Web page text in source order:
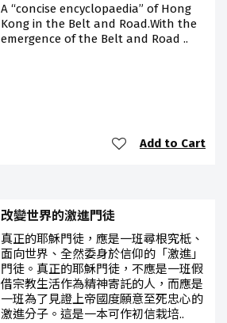
A “concise encyclopaedia” of Hong
Kong in the Belt and Road.With the
emergence of the Belt and Road ..
Add to Cart
改變世界的激進門徒
真正的耶穌門徒，應是一班尋根究柢、
面向世界、全然委身於信仰的「激進」
門徒。真正的耶穌門徒，不應是一班假
借宗教生活作為精神寄託的人，而應是
一班為了見證上帝國度願意至死忠心的
激進分子。這是一本可作初信栽培..